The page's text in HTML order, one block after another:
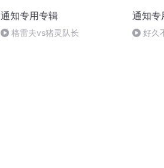
通知专用专辑
格雷夫vs猪灵队长
通知专
好久